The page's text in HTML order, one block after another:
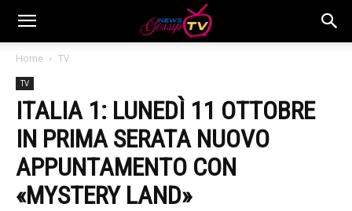
Home TV
TV
ITALIA 1: LUNEDÌ 11 OTTOBRE
IN PRIMA SERATA NUOVO
APPUNTAMENTO CON
«MYSTERY LAND»